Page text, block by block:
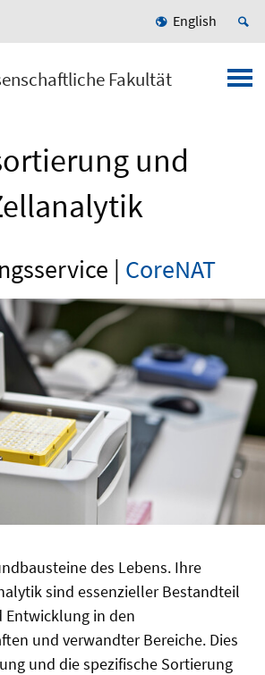
English
Fakultät
und
| CoreNAT
des Lebens. Ihre
sind essenzieller Bestandteil
Entwicklung in den
und verwandter Bereiche. Dies
und die spezifische Sortierung